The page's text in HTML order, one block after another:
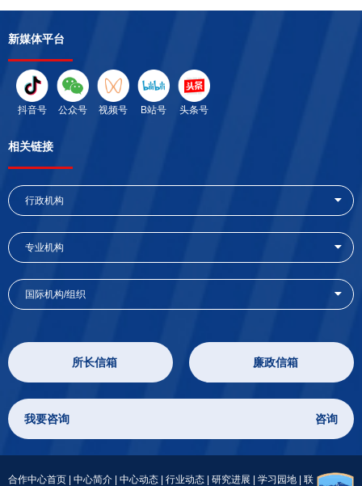
新媒体平台
抖音号 公众号 视频号 B站号 头条号
相关链接
行政机构
专业机构
国际机构/组织
所长信箱 廉政信箱
我要咨询 咨询
合作中心首页 | 中心简介 | 中心动态 | 行业动态 | 研究进展 | 学习园地 | 联